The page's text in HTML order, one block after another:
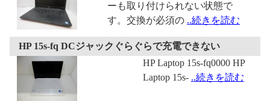
ーも取り付けられない状態で
す。交換が必須の ..続きを読む
HP 15s-fq DCジャックぐらぐらで充電できない
HP Laptop 15s-fq0000 HP
Laptop 15s- ..続きを読む